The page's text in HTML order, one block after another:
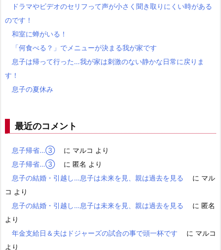
ドラマやビデオのセリフって声が小さく聞き取りにくい時がある
のです！
和室に蝉がいる！
「何食べる？」でメニューが決まる我が家です
息子は帰って行った…我が家は刺激のない静かな日常に戻りま
す！
息子の夏休み
最近のコメント
息子帰省…③ に マルコ より
息子帰省…③
に 匿名 より
息子の結婚・引越し…息子は未来を見、親は過去を見る
に マル
コ より
息子の結婚・引越し…息子は未来を見、親は過去を見る
に 匿名
より
年金支給日＆夫はドジャーズの試合の事で頭一杯です
に マルコ
より